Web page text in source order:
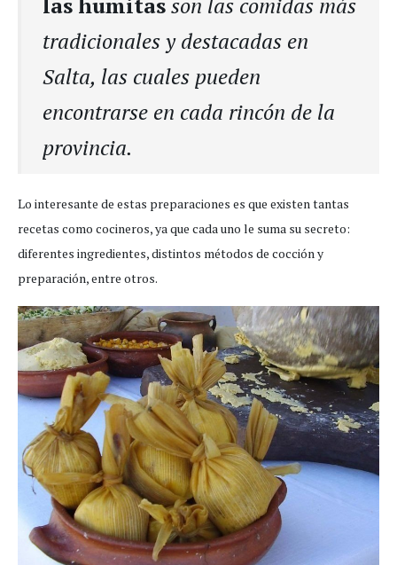
tradicionales y destacadas en
Salta, las cuales pueden
encontrarse en cada rincón de la
provincia.
Lo interesante de estas preparaciones es que existen tantas
recetas como cocineros, ya que cada uno le suma su secreto:
diferentes ingredientes, distintos métodos de cocción y
preparación, entre otros.